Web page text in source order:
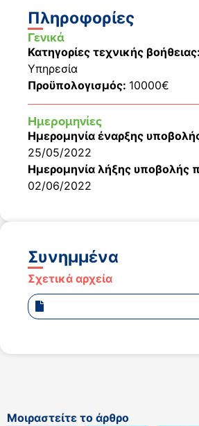
Πληροφορίες
Γενικά
Κατηγορίες τεχνικής βοήθειας:
Υπηρεσία
Προϋπολογισμός: 10000€
Ημερομηνίες
Ημερομηνία έναρξης
25/05/2022
Ημερομηνία λήξης υποβολής
02/06/2022
Συνημμένα
Σχετικά αρχεία
Μοιραστείτε το άρθρο